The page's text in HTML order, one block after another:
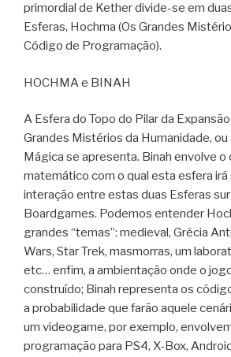
primordial de Kether divide-se em
Esferas, Hochma (Os Grandes
Código de Programação).
HOCHMA e BINAH
A Esfera do Topo do Pilar da
Grandes Mistérios da Humanidade, ou
Mágica se apresenta. Binah envolve o
matemático com o qual esta esfera irá
interação entre estas duas Esferas
Boardgames. Podemos entender
grandes “temas”: medieval, Grécia
Wars, Star Trek, masmorras, um
etc… enfim, a ambientação onde o
construído; Binah representa os
a probabilidade que farão aquele
um videogame, por exemplo,
programação para PS4, X-Box,